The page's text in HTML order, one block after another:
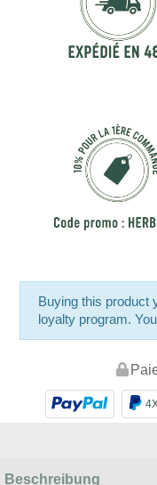
Buying this product
loyalty program.
Beschreibung